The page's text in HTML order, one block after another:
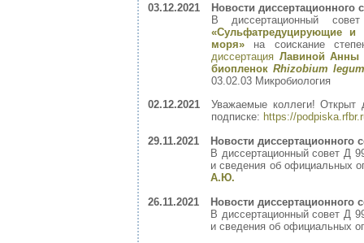
03.12.2021
Новости диссертационного
В диссертационный
«Сульфатредуцирующие и
моря» на соискание
диссертация Лавиной Анны
биопленок Rhizobium
03.02.03 Микробиология
02.12.2021
Уважаемые коллеги!
подписке: https://
29.11.2021
Новости диссертационного
В диссертационный совет Д
и сведения об официальных
А.Ю.
26.11.2021
Новости диссертационного
В диссертационный совет Д
и сведения об официальных